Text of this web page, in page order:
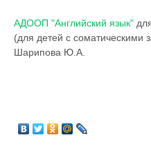
АДООП "Английский язык"
(для детей с соматическими
Шарипова Ю.А.